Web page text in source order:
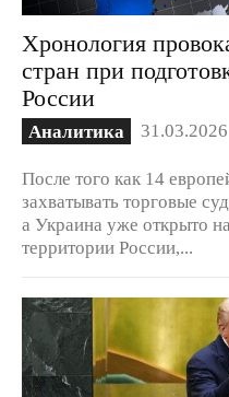
Хронология
стран при
России
Аналитика 31.03.2026
После того как 14
захватывать торговые
а Украина уже открыто
территории России,...